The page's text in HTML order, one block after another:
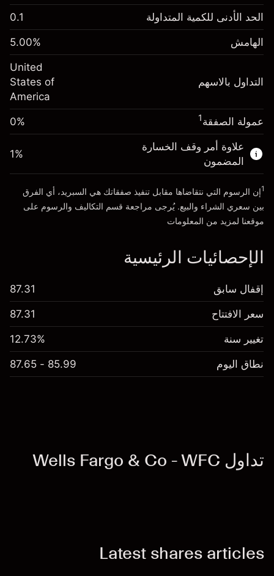
الهامش. استثمارك $1,000.00
-0.021568
%
(-$4.31)
المال من الرافعة المالية ~
الذهاب إلى المنصة
الهامش. استثمارك $1,000.00
-0.000654
%
(-$0.13)
المال من الرافعة المالية ~$19,000.00
الذهاب إلى المنصة
الحد الأدنى للكمية المتداولة 0.1
الهامش 5.00%
التداول بالاسهم
United
States of
America
عمولة الصفقة1
0%
علاوة أمر وقف الخسارة
المضمون
1%
1إن الرسوم التي نتقاضاها مقابل تنفيذ صفقاتك هي السبريد، أي الفرق
بين سعري الشراء والبيع. يُرجى مراجعة قسم التكاليف والرسوم على
موقعنا لمزيد من المعلومات
الإحصائيات الرئيسية
إقفال سابق 87.31
سعر الافتتاح 87.31
تغيير سنة 12.73%
نطاق اليوم 85.99 - 87.65
تداول Wells Fargo & Co - WFC
Latest shares articles